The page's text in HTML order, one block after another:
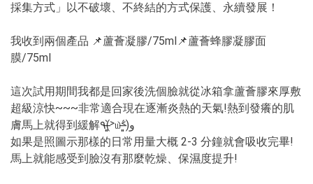
採集方式」以不破壞、不終結的方式保護、永續發展！
我收到兩個產品 📌蘆薈凝膠/75ml📌蘆薈蜂膠凝膠面
膜/75ml
這次試用期間我都是回家後洗個臉就從冰箱拿蘆薈膠來厚敷
超級涼快~~~非常適合現在逐漸炎熱的天氣!熱到發癢的肌
膚馬上就得到緩解٩(˃̶͈̀௰˂̶͈́)و
如果是照圖示那樣的日常用量大概 2-3 分鐘就會吸收完畢!
馬上就能感受到臉沒有那麼乾燥、保濕度提升!